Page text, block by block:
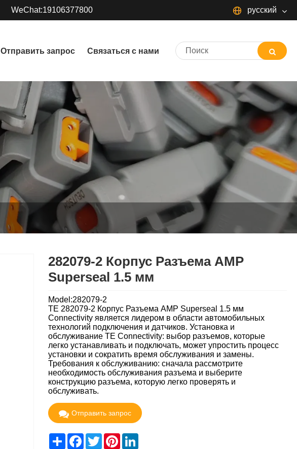
WeChat:19106377800 русский
Отправить запрос Связаться с нами
282079-2 Корпус Разъема AMP
Superseal 1.5 мм
Model:282079-2
TE 282079-2 Корпус Разъема AMP Superseal 1.5 мм
Connectivity является лидером в области автомобильных
технологий подключения и датчиков. Установка и
обслуживание TE Connectivity: выбор разъемов, которые
легко устанавливать и подключать, может упростить процесс
установки и сократить время обслуживания и замены.
Требования к обслуживанию: сначала рассмотрите
необходимость обслуживания разъема и выберите
конструкцию разъема, которую легко проверять и
обслуживать.
Отправить запрос
ShareFacebook
TwitterPinterestLinkedIn